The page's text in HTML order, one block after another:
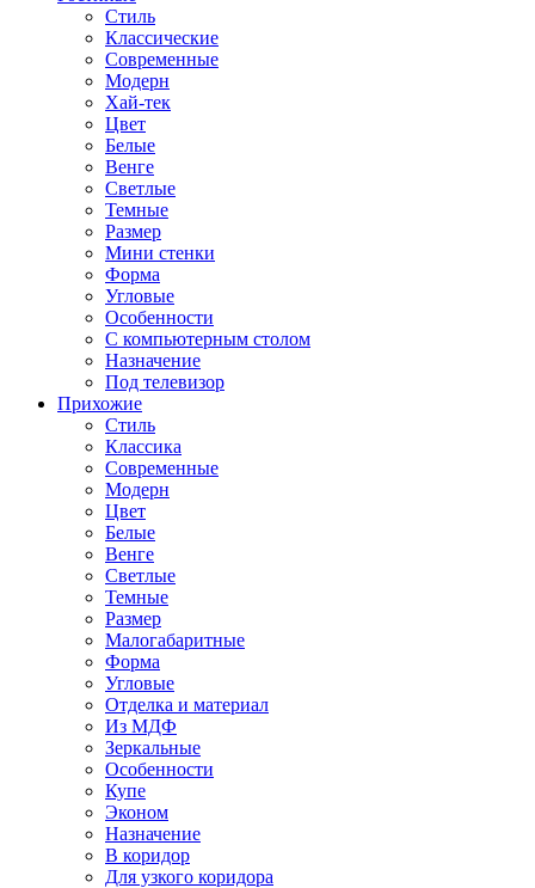
Стиль
Классические
Современные
Модерн
Хай-тек
Цвет
Белые
Венге
Светлые
Темные
Размер
Мини стенки
Форма
Угловые
Особенности
С компьютерным столом
Назначение
Под телевизор
Прихожие
Стиль
Классика
Современные
Модерн
Цвет
Белые
Венге
Светлые
Темные
Размер
Малогабаритные
Форма
Угловые
Отделка и материал
Из МДФ
Зеркальные
Особенности
Купе
Эконом
Назначение
В коридор
Для узкого коридора